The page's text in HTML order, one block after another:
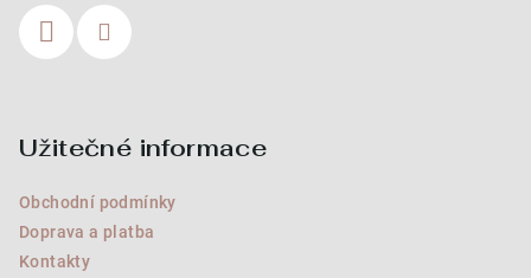
Užitečné informace
Obchodní podmínky
Doprava a platba
Kontakty